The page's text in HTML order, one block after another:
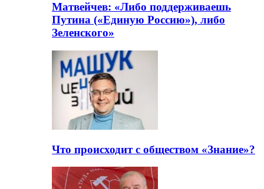
Матвейчев: «Либо поддерживаешь
Путина («Единую Россию»), либо
Зеленского»
Что происходит с обществом «Знание»?